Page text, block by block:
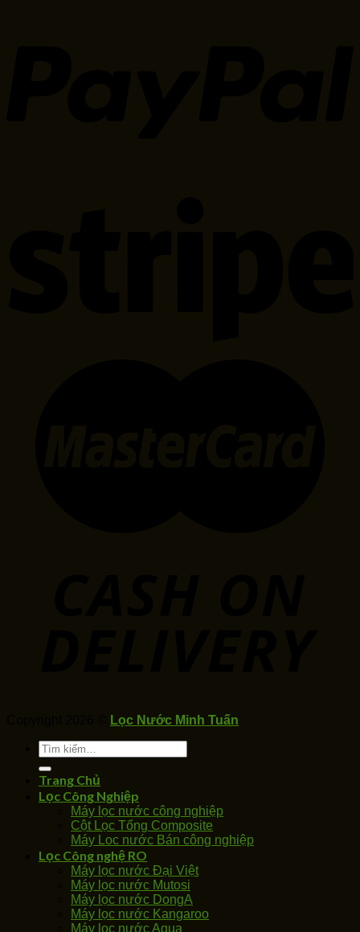
Lọc Nước Minh Tuấn
Tìm
kiếm:
Trang Chủ
Lọc Công Nghiệp
Máy lọc nước công nghiệp
Cột Lọc Tổng Composite
Máy Loc nước Bán công nghiệp
Lọc Công nghệ RO
Máy lọc nước Đại Việt
Máy lọc nước Mutosi
Máy lọc nước DongA
Máy lọc nước Kangaroo
Máy lọc nước Aqua